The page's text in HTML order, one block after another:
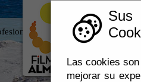
Las cookies
mejorar su
Rodar en Almería 360